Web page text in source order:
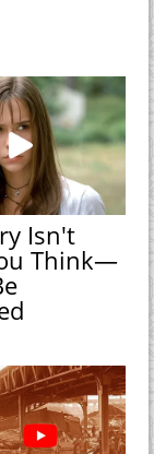
Isn't
Think—